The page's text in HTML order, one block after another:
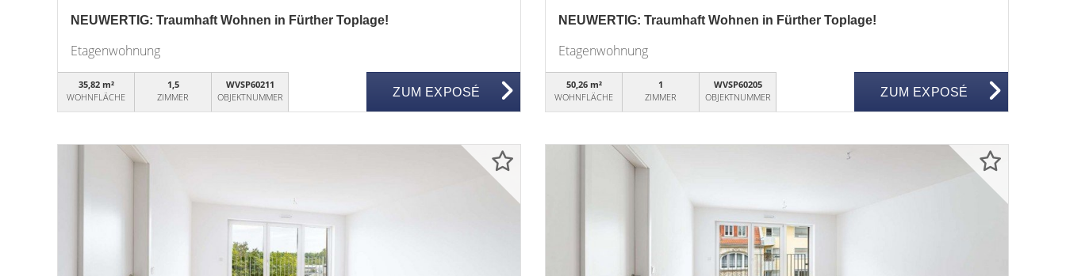
NEUWERTIG: Traumhaft Wohnen in Fürther Toplage!
Etagenwohnung
35,82 m²
WOHNFLÄCHE
1,5
ZIMMER
WVSP60211
OBJEKTNUMMER
ZUM EXPOSÉ
NEUWERTIG: Traumhaft Wohnen in Fürther Toplage!
Etagenwohnung
50,26 m²
WOHNFLÄCHE
1
ZIMMER
WVSP60205
OBJEKTNUMMER
ZUM EXPOSÉ